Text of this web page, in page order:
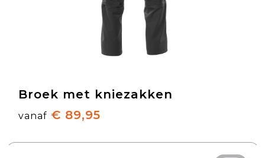
Broek met kniezakken
vanaf € 89,95